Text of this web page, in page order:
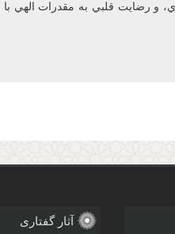
و رضايت قلبي به مقدرات
آثار گفتاری